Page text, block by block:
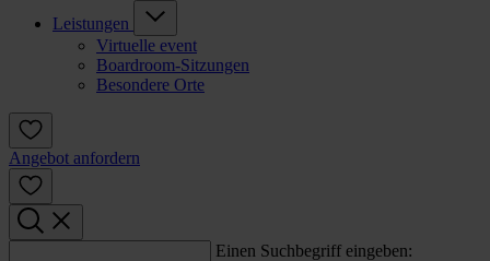
Leistungen
Virtuelle event
Boardroom-Sitzungen
Besondere Orte
Angebot anfordern
Einen Suchbegriff eingeben: